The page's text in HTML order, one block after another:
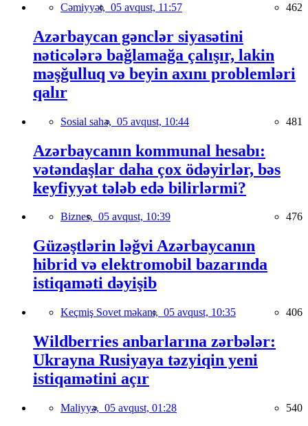
Cəmiyyət, 05 avqust, 11:57 462
Azərbaycan gənclər siyasətini
nəticələrə bağlamağa çalışır, lakin
məşğulluq və beyin axını problemləri
qalır
Sosial sahə, 05 avqust, 10:44 481
Azərbaycanın kommunal hesabı:
vətəndaşlar daha çox ödəyirlər, bəs
keyfiyyət tələb edə bilirlərmi?
Biznes, 05 avqust, 10:39 476
Güzəştlərin ləğvi Azərbaycanın
hibrid və elektromobil bazarında
istiqaməti dəyişib
Keçmiş Sovet məkanı, 05 avqust, 10:35 406
Wildberries anbarlarına zərbələr:
Ukrayna Rusiyaya təzyiqin yeni
istiqamətini açır
Maliyyə, 05 avqust, 01:28 540